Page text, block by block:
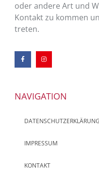
oder andere Art und
Kontakt zu kommen
treten.
NAVIGATION
DATENSCHUTZERKLÄRUNG
IMPRESSUM
KONTAKT